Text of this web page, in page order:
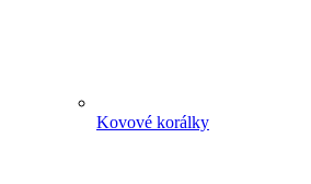
Kovové korálky